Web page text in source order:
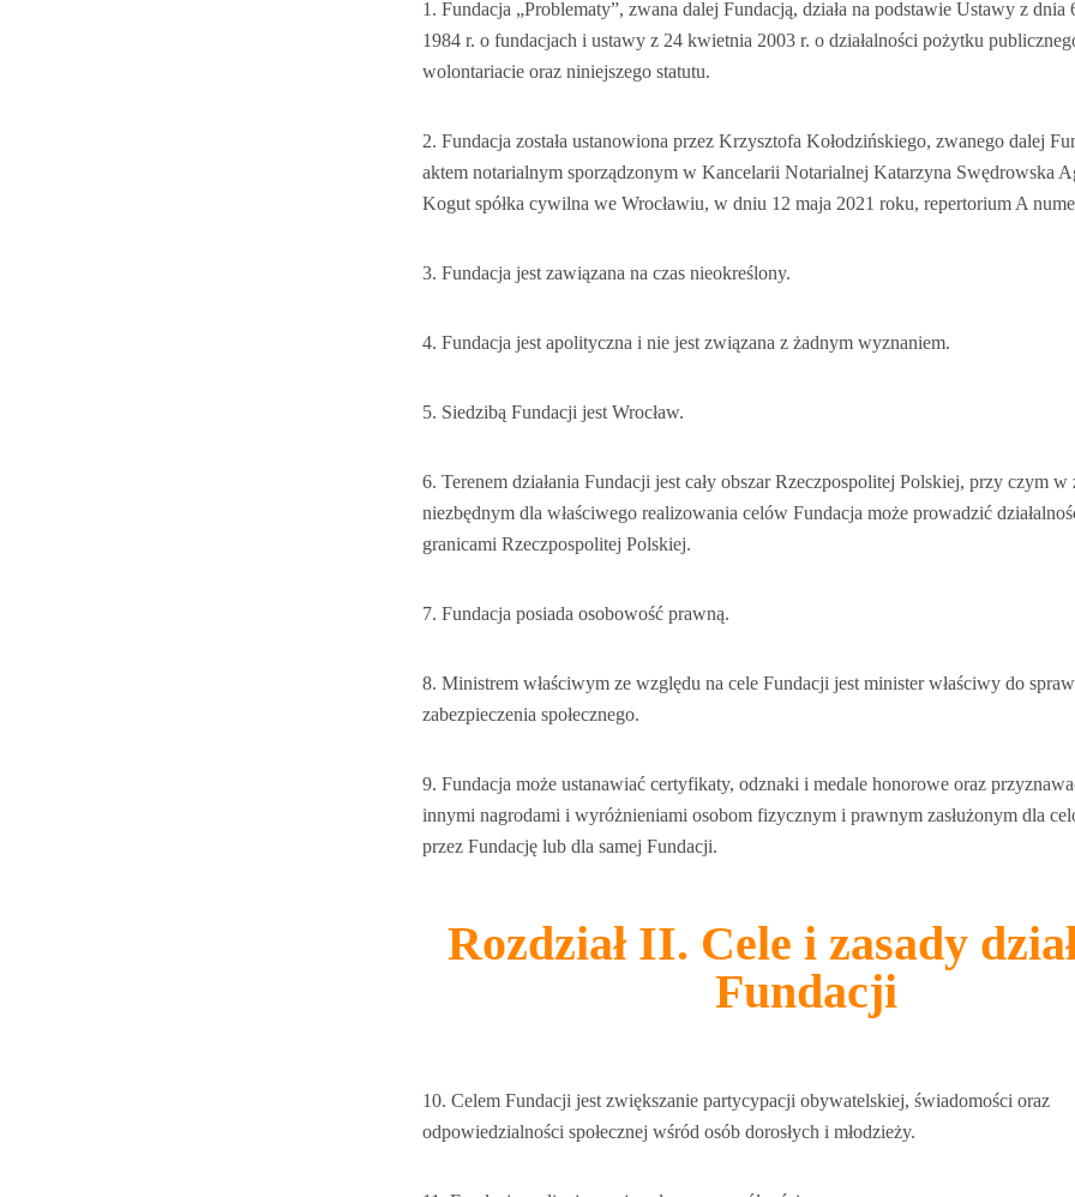
Fundacja „Problematy”, zwana dalej Fundacją, działa na podstawie Ustawy z dnia
1984 r. o fundacjach i ustawy z 24 kwietnia 2003 r. o działalności pożytku
wolontariacie oraz niniejszego statutu.
Fundacja została ustanowiona przez Krzysztofa Kołodzińskiego, zwanego dalej
aktem notarialnym sporządzonym w Kancelarii Notarialnej Katarzyna Swędrowska
Kogut spółka cywilna we Wrocławiu, w dniu 12 maja 2021 roku, repertorium A
Fundacja jest zawiązana na czas nieokreślony.
Fundacja jest apolityczna i nie jest związana z żadnym wyznaniem.
Siedzibą Fundacji jest Wrocław.
Terenem działania Fundacji jest cały obszar Rzeczpospolitej Polskiej, przy czym w
niezbędnym dla właściwego realizowania celów Fundacja może prowadzić
granicami Rzeczpospolitej Polskiej.
Fundacja posiada osobowość prawną.
Ministrem właściwym ze względu na cele Fundacji jest minister właściwy do spraw
zabezpieczenia społecznego.
Fundacja może ustanawiać certyfikaty, odznaki i medale honorowe oraz
innymi nagrodami i wyróżnieniami osobom fizycznym i prawnym zasłużonym dla
przez Fundację lub dla samej Fundacji.
Rozdział II. Cele i zasady
Fundacji
Celem Fundacji jest zwiększanie partycypacji obywatelskiej, świadomości oraz
odpowiedzialności społecznej wśród osób dorosłych i młodzieży.